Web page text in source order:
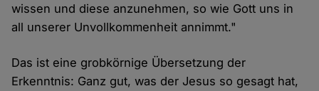
wissen und diese anzunehmen, so wie Gott uns in
all unserer Unvollkommenheit annimmt."
Das ist eine grobkörnige Übersetzung der
Erkenntnis: Ganz gut, was der Jesus so gesagt hat,